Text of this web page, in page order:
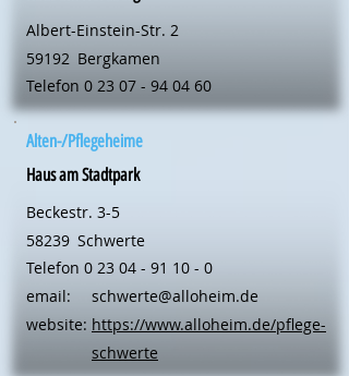
Albert-Einstein-Str. 2
59192 Bergkamen
Telefon 0 23 07 - 94 04 60
Alten-/Pflegeheime
Haus am Stadtpark
Beckestr. 3-5
58239 Schwerte
Telefon 0 23 04 - 91 10 - 0
email:
website:
schwerte@alloheim.de
https://www.alloheim.de/pflege-
schwerte